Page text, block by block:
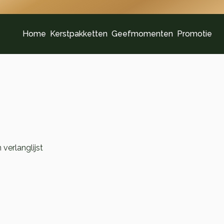
Home Kerstpakketten Geefmomenten Promotie
verlanglijst